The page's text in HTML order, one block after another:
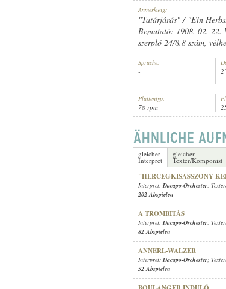
INTERPRET: DACAPO-
Anmerkung:
"Tatárjárás" / "Ein
Bemutató: 1908. 02. 22.
szerplő 24/8.8 szám,
Sprache:
-
Plattentyp:
78 rpm
gleicher
Interpret
gleicher
Texter/Komponist
"HERCEGKISASSZONY
Interpret:Dacapo-Orchester;
202 Abspielen
A TROMBITÁS
Interpret:Dacapo-Orchester;
82 Abspielen
ANNERL-WALZER
Interpret:Dacapo-Orchester;
52 Abspielen